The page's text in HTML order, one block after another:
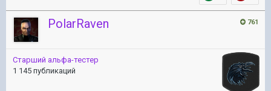
761
PolarRaven
Старший альфа-тестер
1 145 публикаций